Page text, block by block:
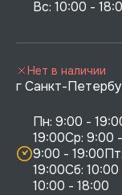
г Санкт-
Пн: 9:00 -
19:00Ср: 9:00
9:00 -
19:00Сб:
10:00 - 18:00
Нет в наличии